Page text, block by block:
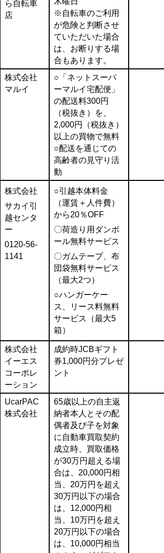
ら自転車
店
※自転車のご利用
が危険と判断させ
ていただいた場合
は、お断りする場
合もあります。
株式会社
マルイ
○「ネットスーパ
ーマルイ宅配便」
の配送料300円
（税抜き）を、
2,000円（税抜き）
以上の買物で無料
○配送を通じての
高齢者の見守り活
動
株式会社
サカイ引
越センタ
ー
0120‐56‐
1141
○引越本体料金
（運賃＋人件費）
から20％OFF
〇荷造り用ダンボ
ール無料サービス
〇ガムテープ、布
団袋無料サービス
（最大2つ）
○ハンガーケー
ス、リース料無料
サービス（最大5
箱）
株式会社
イーエス
コーポレ
ーション
成約時JCBギフト
券1,000円分プレゼ
ント
UcarPAC
株式会社
65歳以上の自主返
納者本人とその配
偶者及び子を対象
に自動車買取契約
成立時、買取価格
が30万円超える場
合は、20,000円相
当、20万円を超え
30万円以下の場合
は、12,000円相
当、10万円を超え
20万円以下の場合
は、10,000円相当